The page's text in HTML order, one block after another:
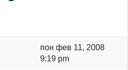
пон фев 11, 2008
9:19 pm